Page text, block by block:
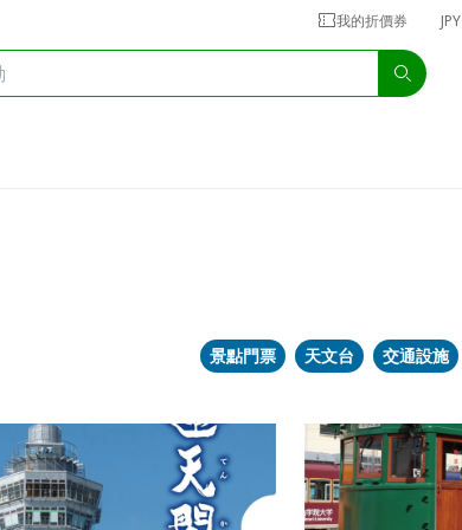
我的折價券 JPY
景點門票 天文台 交通設施